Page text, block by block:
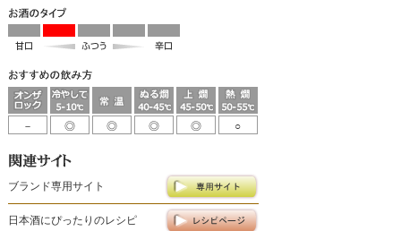
－ ◎ ◎ ◎ ◎ ○
ブランド専用サイト
日本酒にぴったりのレシピ